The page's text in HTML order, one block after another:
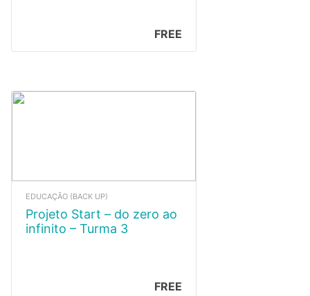
FREE
EDUCAÇÃO (BACK UP)
Projeto Start – do zero ao
infinito – Turma 3
FREE